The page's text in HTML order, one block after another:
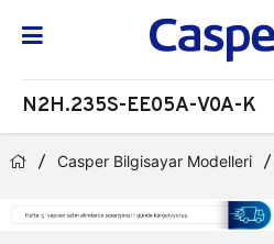
N2H.235S-EE05A-V0A-K
Casper Bilgisayar Modelleri